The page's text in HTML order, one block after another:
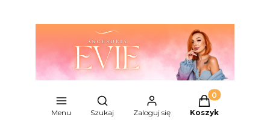
Menu
Otwórz wyszukiwarkę
Szukaj Zaloguj się
Produkty w
Koszyk